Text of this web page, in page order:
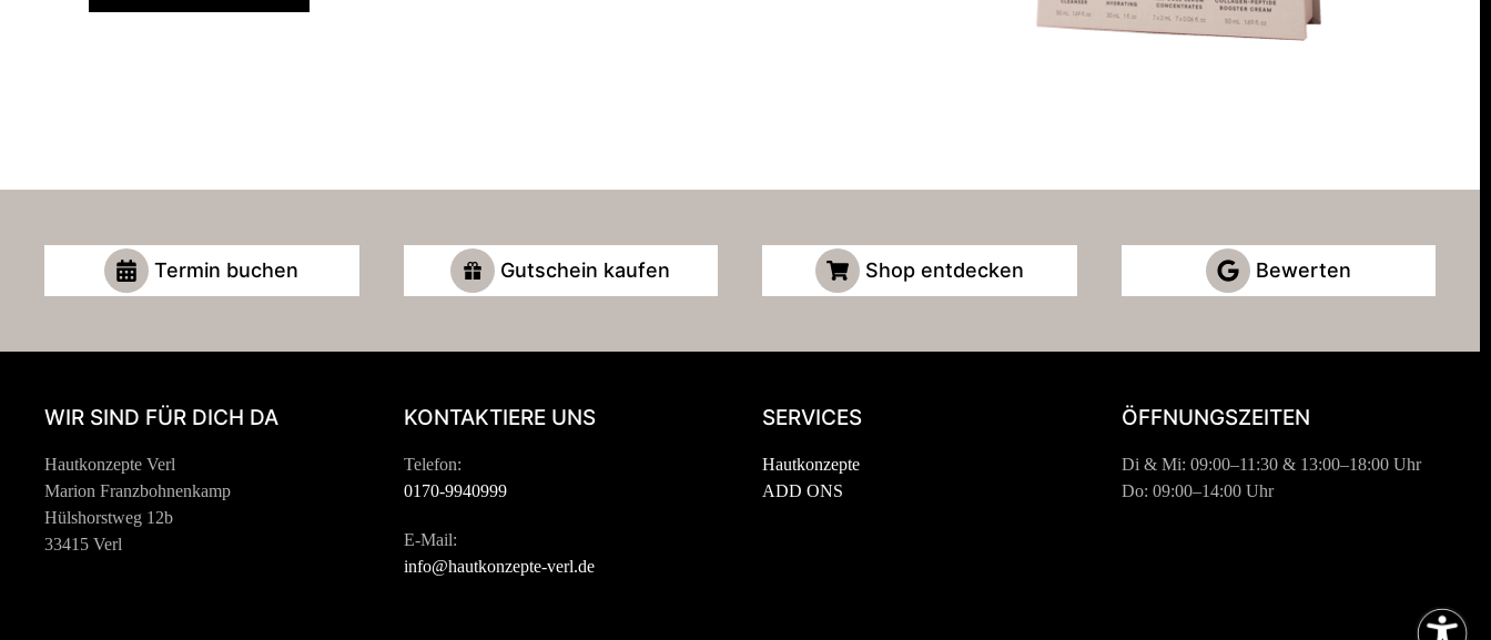
Termin buchen Gutschein kaufen Shop entdecken Bewerten
WIR SIND FÜR DICH DA
Hautkonzepte Verl
Marion Franzbohnenkamp
Hülshorstweg 12b
33415 Verl
KONTAKTIERE UNS
Telefon:
0170-9940999
E-Mail:
info@hautkonzepte-verl.de
SERVICES
Hautkonzepte
ADD ONS
ÖFFNUNGSZEITEN
Di & Mi: 09:00–11:30 & 13:00–18:00 Uhr
Do: 09:00–14:00 Uhr